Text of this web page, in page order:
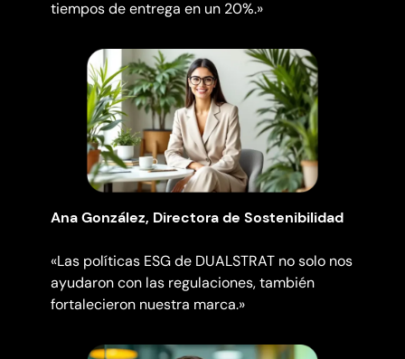
tiempos de entrega en un 20%.»
Ana González, Directora de Sostenibilidad
«Las políticas ESG de DUALSTRAT no solo nos
ayudaron con las regulaciones, también
fortalecieron nuestra marca.»